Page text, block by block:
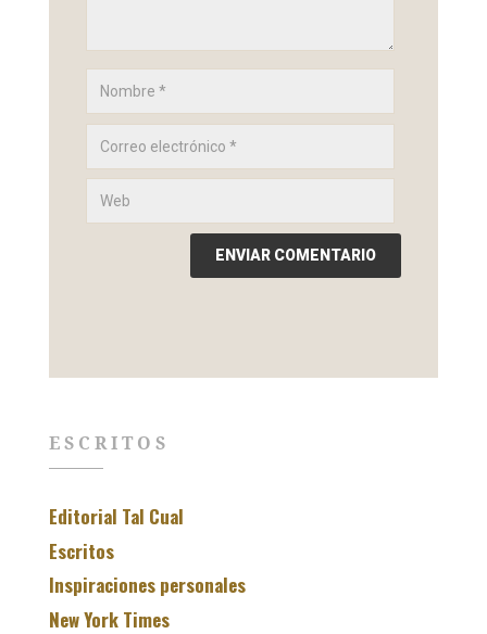
ESCRITOS
Editorial Tal Cual
Escritos
Inspiraciones personales
New York Times